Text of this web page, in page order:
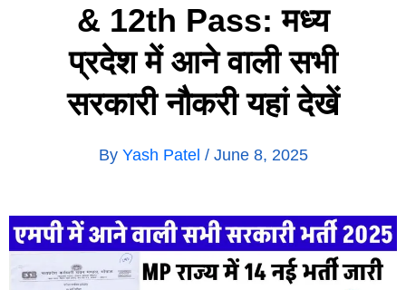
& 12th Pass: मध्य
प्रदेश में आने वाली सभी
सरकारी नौकरी यहां देखें
By Yash Patel / June 8, 2025